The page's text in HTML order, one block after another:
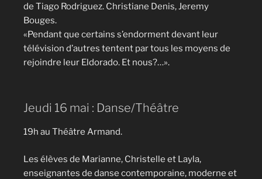
de Tiago Rodriguez. Christiane Denis, Jeremy
Bouges.
«Pendant que certains s’endorment devant leur
télévision d’autres tentent par tous les moyens de
rejoindre leur Eldorado. Et nous?…».
Jeudi 16 mai : Danse/Théâtre
19h au Théâtre Armand.
Les élèves de Marianne, Christelle et Layla,
enseignantes de danse contemporaine, moderne et